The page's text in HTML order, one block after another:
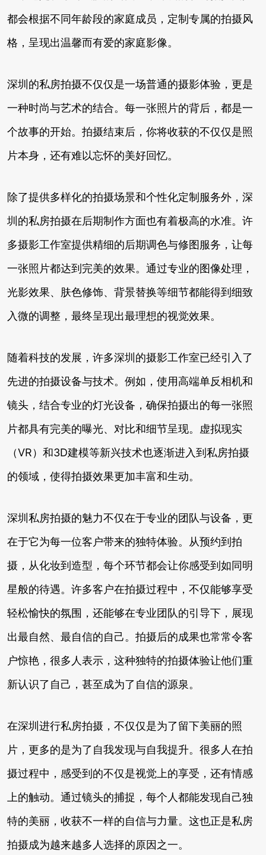
都会根据不同年龄段的家庭成员，定制专属的拍摄风
格，呈现出温馨而有爱的家庭影像。
深圳的私房拍摄不仅仅是一场普通的摄影体验，更是
一种时尚与艺术的结合。每一张照片的背后，都是一
个故事的开始。拍摄结束后，你将收获的不仅仅是照
片本身，还有难以忘怀的美好回忆。
除了提供多样化的拍摄场景和个性化定制服务外，深
圳的私房拍摄在后期制作方面也有着极高的水准。许
多摄影工作室提供精细的后期调色与修图服务，让每
一张照片都达到完美的效果。通过专业的图像处理，
光影效果、肤色修饰、背景替换等细节都能得到细致
入微的调整，最终呈现出最理想的视觉效果。
随着科技的发展，许多深圳的摄影工作室已经引入了
先进的拍摄设备与技术。例如，使用高端单反相机和
镜头，结合专业的灯光设备，确保拍摄出的每一张照
片都具有完美的曝光、对比和细节呈现。虚拟现实
（VR）和3D建模等新兴技术也逐渐进入到私房拍摄
的领域，使得拍摄效果更加丰富和生动。
深圳私房拍摄的魅力不仅在于专业的团队与设备，更
在于它为每一位客户带来的独特体验。从预约到拍
摄，从化妆到造型，每个环节都会让你感受到如同明
星般的待遇。许多客户在拍摄过程中，不仅能够享受
轻松愉快的氛围，还能够在专业团队的引导下，展现
出最自然、最自信的自己。拍摄后的成果也常常令客
户惊艳，很多人表示，这种独特的拍摄体验让他们重
新认识了自己，甚至成为了自信的源泉。
在深圳进行私房拍摄，不仅仅是为了留下美丽的照
片，更多的是为了自我发现与自我提升。很多人在拍
摄过程中，感受到的不仅是视觉上的享受，还有情感
上的触动。通过镜头的捕捉，每个人都能发现自己独
特的美丽，收获不一样的自信与力量。这也正是私房
拍摄成为越来越多人选择的原因之一。